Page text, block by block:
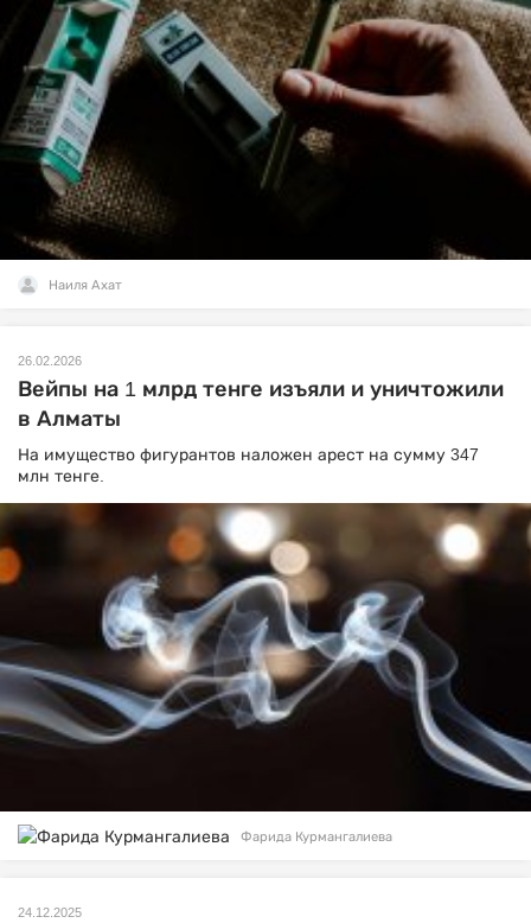
Наиля Ахат
26.02.2026
Вейпы на 1 млрд тенге изъяли и уничтожили
в Алматы
На имущество фигурантов наложен арест на сумму 347
млн тенге.
Фарида Курмангалиева
24.12.2025